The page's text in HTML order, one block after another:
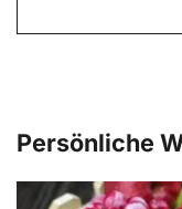
Persönliche